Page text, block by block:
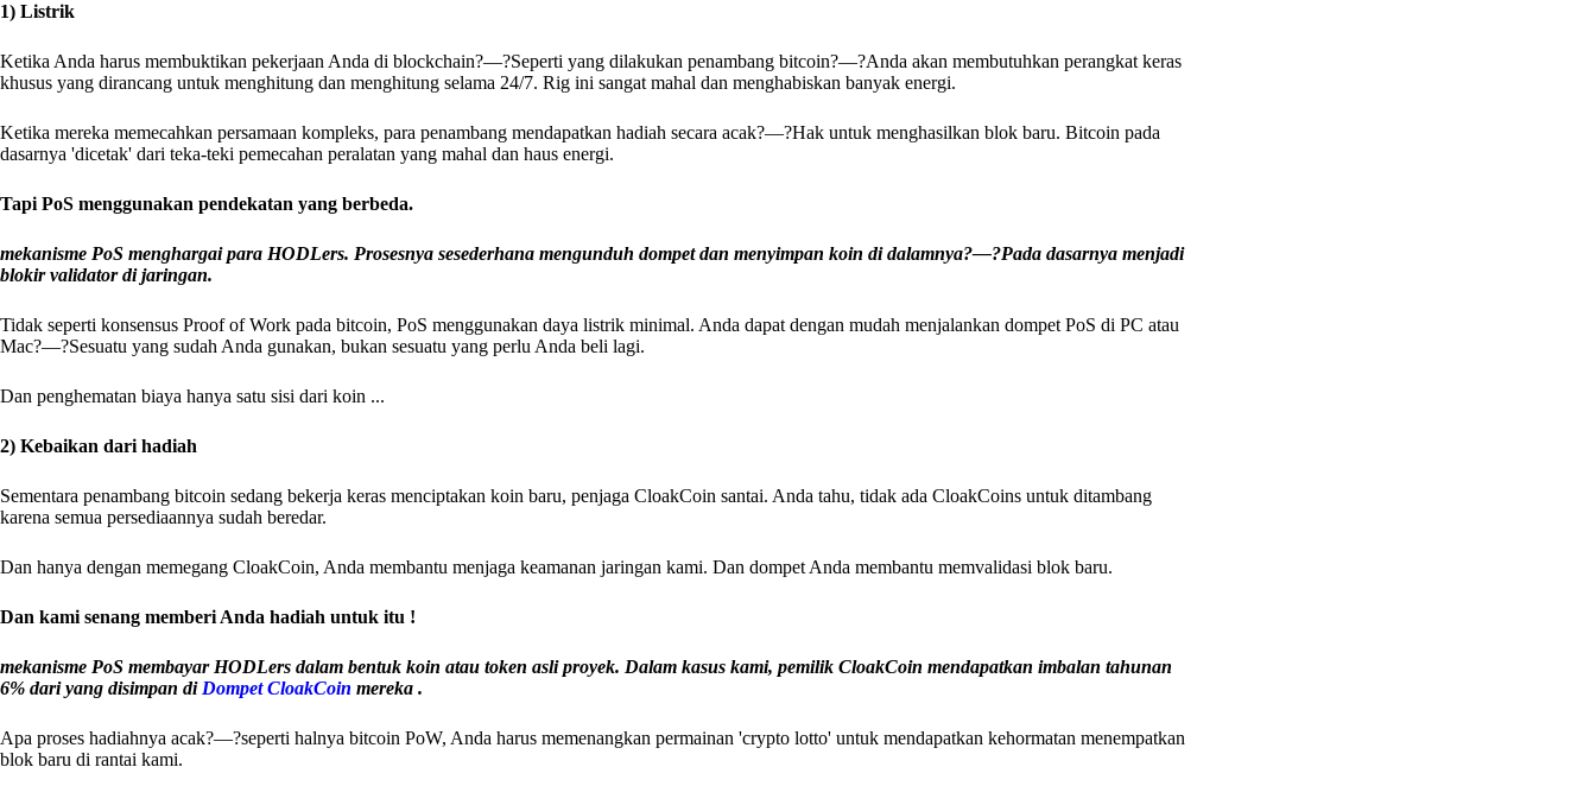
1) Listrik
Ketika Anda harus membuktikan pekerjaan Anda di blockchain?—?Seperti yang dilakukan penambang bitcoin?—?Anda akan membutuhkan perangkat keras
khusus yang dirancang untuk menghitung dan menghitung selama 24/7. Rig ini sangat mahal dan menghabiskan banyak energi.
Ketika mereka memecahkan persamaan kompleks, para penambang mendapatkan hadiah secara acak?—?Hak untuk menghasilkan blok baru. Bitcoin pada
dasarnya 'dicetak' dari teka-teki pemecahan peralatan yang mahal dan haus energi.
Tapi PoS menggunakan pendekatan yang berbeda.
mekanisme PoS menghargai para HODLers. Prosesnya sesederhana mengunduh dompet dan menyimpan koin di dalamnya?—?Pada dasarnya menjadi
blokir validator di jaringan.
Tidak seperti konsensus Proof of Work pada bitcoin, PoS menggunakan daya listrik minimal. Anda dapat dengan mudah menjalankan dompet PoS di PC atau
Mac?—?Sesuatu yang sudah Anda gunakan, bukan sesuatu yang perlu Anda beli lagi.
Dan penghematan biaya hanya satu sisi dari koin ...
2) Kebaikan dari hadiah
Sementara penambang bitcoin sedang bekerja keras menciptakan koin baru, penjaga CloakCoin santai. Anda tahu, tidak ada CloakCoins untuk ditambang
karena semua persediaannya sudah beredar.
Dan hanya dengan memegang CloakCoin, Anda membantu menjaga keamanan jaringan kami. Dan dompet Anda membantu memvalidasi blok baru.
Dan kami senang memberi Anda hadiah untuk itu !
mekanisme PoS membayar HODLers dalam bentuk koin atau token asli proyek. Dalam kasus kami, pemilik CloakCoin mendapatkan imbalan tahunan
6% dari yang disimpan di Dompet CloakCoin mereka .
Apa proses hadiahnya acak?—?seperti halnya bitcoin PoW, Anda harus memenangkan permainan 'crypto lotto' untuk mendapatkan kehormatan menempatkan
blok baru di rantai kami.